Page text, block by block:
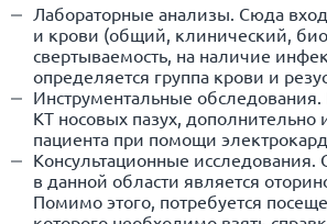
Лабораторные анализы. Сюда
и крови (общий, клинический,
свертываемость, на наличие
определяется группа крови и
Инструментальные
КТ носовых пазух, дополнительно
пациента при помощи
Консультационные
в данной области является
Помимо этого, потребуется